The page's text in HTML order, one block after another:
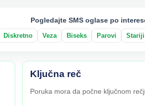
Pogledajte SMS oglase po
Diskretno Veza Biseks Parovi Stariji
Ključna reč
Poruka mora da počne ključnom